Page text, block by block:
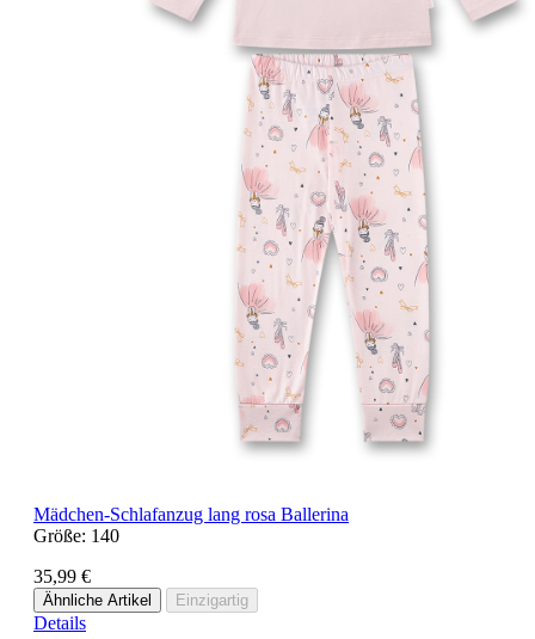
Mädchen-Schlafanzug lang rosa Ballerina
Größe: 140
35,99 €
Ähnliche Artikel Einzigartig
Details